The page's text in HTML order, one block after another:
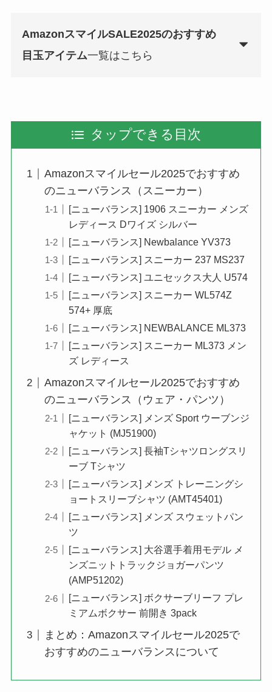
AmazonスマイルSALE2025のおすすめ
目玉アイテム一覧はこちら
タップできる目次
Amazonスマイルセール2025でおすすめ
のニューバランス（スニーカー）
[ニューバランス] 1906 スニーカー メンズ
レディース Dワイズ シルバー
[ニューバランス] Newbalance YV373
[ニューバランス] スニーカー 237 MS237
[ニューバランス] ユニセックス大人 U574
[ニューバランス] スニーカー WL574Z
574+ 厚底
[ニューバランス] NEWBALANCE ML373
[ニューバランス] スニーカー ML373 メン
ズ レディース
Amazonスマイルセール2025でおすすめ
のニューバランス（ウェア・パンツ）
[ニューバランス] メンズ Sport ウーブンジ
ャケット (MJ51900)
[ニューバランス] 長袖Tシャツロングスリ
ーブ Tシャツ
[ニューバランス] メンズ トレーニングシ
ョートスリーブシャツ (AMT45401)
[ニューバランス] メンズ スウェットパン
ツ
[ニューバランス] 大谷選手着用モデル メ
ンズニットトラックジョガーパンツ
(AMP51202)
[ニューバランス] ボクサーブリーフ プレ
ミアムボクサー 前開き 3pack
まとめ：Amazonスマイルセール2025で
おすすめのニューバランスについて